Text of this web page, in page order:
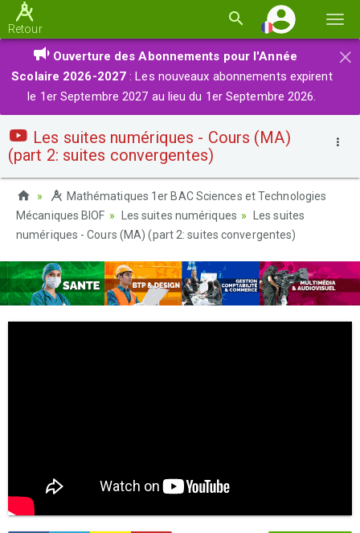
la
Retour
×
Ouverture des Abonnements pour l'Année
Scolaire 2026-2027 : Les nouveaux abonnements expirent
le 1er Septembre 2027 au lieu du 1er Septembre 2026.
Les suites numériques - Cours (MA)
(part 2: suites convergentes)
Mathématiques 1er BAC Sciences et Technologies
Mécaniques BIOF
Les suites numériques
Les suites
numériques - Cours (MA) (part 2: suites convergentes)